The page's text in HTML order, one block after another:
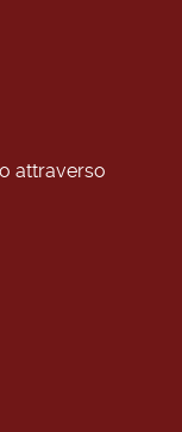
attraverso